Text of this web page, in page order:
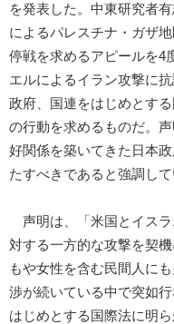
を発表した。中東研究者
によるパレスチナ・ガザ
停戦を求めるアピールを4
エルによるイラン攻撃に
政府、国連をはじめとす
の行動を求めるものだ。
好関係を築いてきた日本
たすべきであると強調して
声明は、「米国とイスラ
対する一方的な攻撃を契
もや女性を含む民間人に
渉が続いている中で突如
はじめとする国際法に明